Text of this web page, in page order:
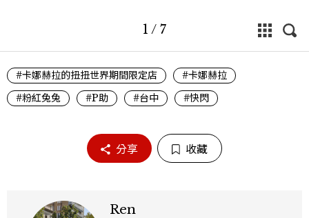
1 / 7
#卡娜赫拉的扭扭世界期間限定店
#卡娜赫拉
#粉紅兔兔
#P助 #台中 #快閃
分享 收藏
Ren